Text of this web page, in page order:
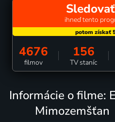
ihneď tento
4676
filmov
156
TV staníc
Informácie o filme:
Mimozemšťan